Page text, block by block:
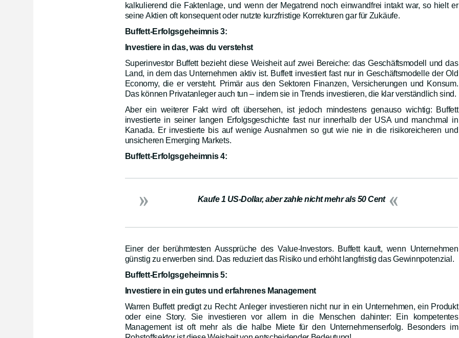
kalkulierend die Faktenlage, und wenn der Megatrend noch einwandfrei intakt war, so hielt er
seine Aktien oft konsequent oder nutzte kurzfristige Korrekturen gar für Zukäufe.
Buffett-Erfolgsgeheimnis 3:
Investiere in das, was du verstehst
Superinvestor Buffett bezieht diese Weisheit auf zwei Bereiche: das Geschäftsmodell und das
Land, in dem das Unternehmen aktiv ist. Buffett investiert fast nur in Geschäftsmodelle der Old
Economy, die er versteht. Primär aus den Sektoren Finanzen, Versicherungen und Konsum.
Das können Privatanleger auch tun – indem sie in Trends investieren, die klar verständlich sind.
Aber ein weiterer Fakt wird oft übersehen, ist jedoch mindestens genauso wichtig: Buffett
investierte in seiner langen Erfolgsgeschichte fast nur innerhalb der USA und manchmal in
Kanada. Er investierte bis auf wenige Ausnahmen so gut wie nie in die risikoreicheren und
unsicheren Emerging Markets.
Buffett-Erfolgsgeheimnis 4:
Kaufe 1 US-Dollar, aber zahle nicht mehr als 50 Cent
Einer der berühmtesten Aussprüche des Value-Investors. Buffett kauft, wenn Unternehmen
günstig zu erwerben sind. Das reduziert das Risiko und erhöht langfristig das Gewinnpotenzial.
Buffett-Erfolgsgeheimnis 5:
Investiere in ein gutes und erfahrenes Management
Warren Buffett predigt zu Recht: Anleger investieren nicht nur in ein Unternehmen, ein Produkt
oder eine Story. Sie investieren vor allem in die Menschen dahinter: Ein kompetentes
Management ist oft mehr als die halbe Miete für den Unternehmenserfolg. Besonders im